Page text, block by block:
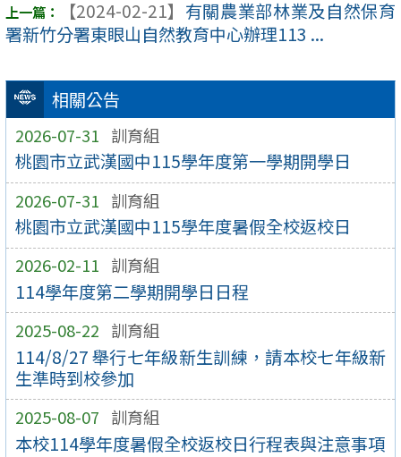
相關公告
2026-07-31 訓育組
桃園市立武漢國中115學年度第一學期開學日
2026-07-31 訓育組
桃園市立武漢國中115學年度暑假全校返校日
2026-02-11 訓育組
114學年度第二學期開學日日程
2025-08-22 訓育組
114/8/27 舉行七年級新生訓練，請本校七年級新
生準時到校參加
2025-08-07 訓育組
本校114學年度暑假全校返校日行程表與注意事項
【2024-02-21】 有關農業部林業及自然保育
署新竹分署東眼山自然教育中心辦理113 ...